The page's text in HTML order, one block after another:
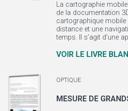
La cartographie
de la documentation
cartographique
distance et une
temps. Il s’agit d’une
VOIR LE LIVRE
OPTIQUE
MESURE DE